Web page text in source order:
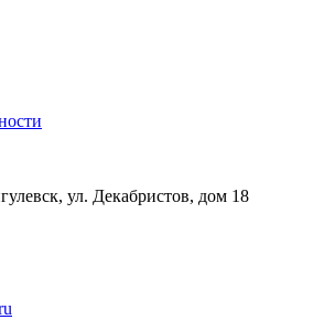
ул. Декабристов, дом 18